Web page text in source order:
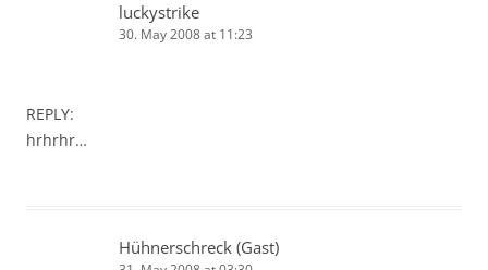
luckystrike
30. May 2008 at 11:23
REPLY:
hrhrhr…
Hühnerschreck (Gast)